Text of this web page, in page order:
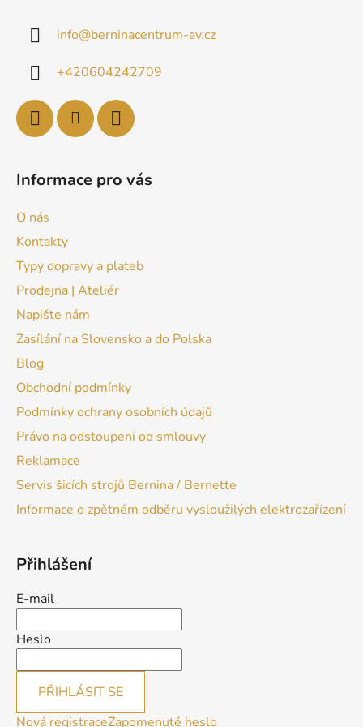
info@berninacentrum-av.cz
+420604242709
Informace pro vás
O nás
Kontakty
Typy dopravy a plateb
Prodejna | Ateliér
Napište nám
Zasílání na Slovensko a do Polska
Blog
Obchodní podmínky
Podmínky ochrany osobních údajů
Právo na odstoupení od smlouvy
Reklamace
Servis šicích strojů Bernina / Bernette
Informace o zpětném odběru vysloužilých elektrozařízení
Přihlášení
E-mail
Heslo
PŘIHLÁSIT SE
Nová registraceZapomenuté heslo